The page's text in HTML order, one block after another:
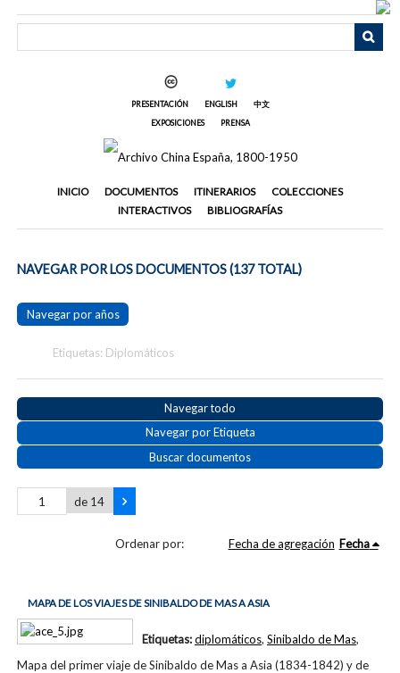
PRESENTACIÓN ENGLISH
中文
EXPOSICIONES
PRENSA
INICIO DOCUMENTOS ITINERARIOS
COLECCIONES
INTERACTIVOS
BIBLIOGRAFÍAS
NAVEGAR POR LOS DOCUMENTOS (137 TOTAL)
Navegar por años
Etiquetas: Diplomáticos
Navegar todo
Navegar por Etiqueta
Buscar documentos
de 14
Ordenar por: Fecha de agregación Fecha
MAPA DE LOS VIAJES DE SINIBALDO DE MAS A ASIA
Mapa del primer viaje de Sinibaldo de Mas a Asia (1834-1842) y de
Etiquetas:diplomáticos, Sinibaldo de Mas,